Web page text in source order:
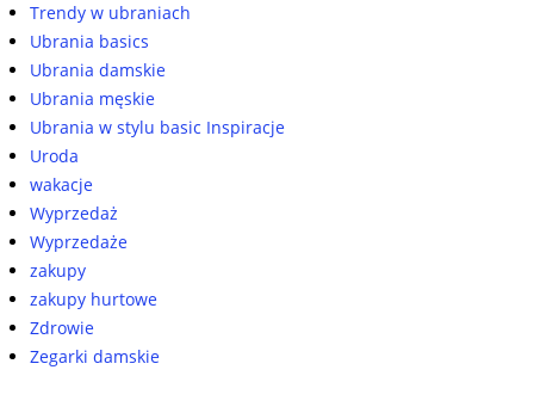
Trendy w ubraniach
Ubrania basics
Ubrania damskie
Ubrania męskie
Ubrania w stylu basic Inspiracje
Uroda
wakacje
Wyprzedaż
Wyprzedaże
zakupy
zakupy hurtowe
Zdrowie
Zegarki damskie